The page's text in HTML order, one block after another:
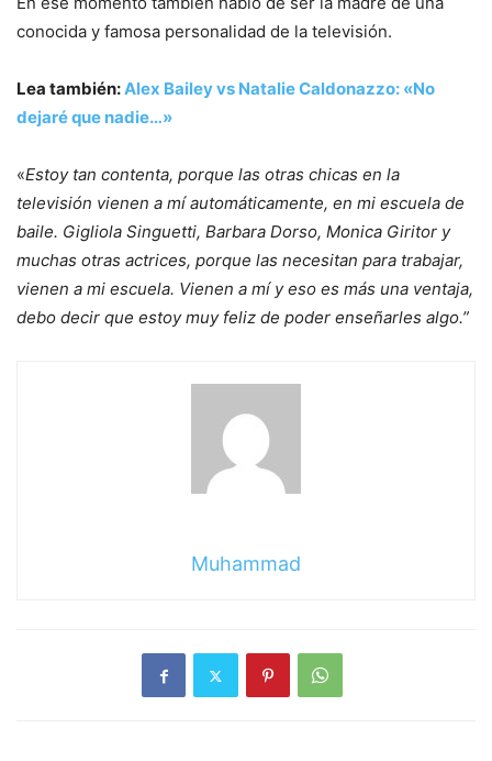
conocida y famosa personalidad de la televisión.
Lea también:Alex Bailey vs Natalie Caldonazzo: «No
dejaré que nadie…»
«Estoy tan contenta, porque las otras chicas en la
televisión vienen a mí automáticamente, en mi escuela de
baile. Gigliola Singuetti, Barbara Dorso, Monica Giritor y
muchas otras actrices, porque las necesitan para trabajar,
vienen a mi escuela. Vienen a mí y eso es más una ventaja,
debo decir que estoy muy feliz de poder enseñarles algo.”
Muhammad